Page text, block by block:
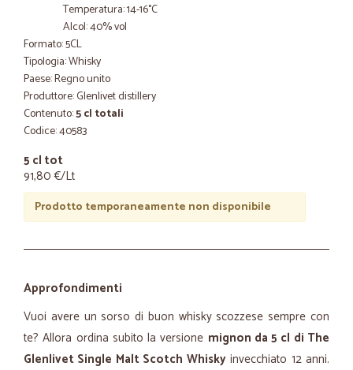
Temperatura: 14-16°C
Alcol: 40% vol
Formato: 5CL
Tipologia: Whisky
Paese: Regno unito
Produttore: Glenlivet distillery
Contenuto:5 cl totali
Codice: 40583
5 cl tot
91,80 €/Lt
Prodotto temporaneamente non disponibile
Approfondimenti
Vuoi avere un sorso di buon whisky scozzese sempre con
te? Allora ordina subito la versione mignon da 5 cl di The
Glenlivet Single Malt Scotch Whiskyinvecchiato 12 anni.